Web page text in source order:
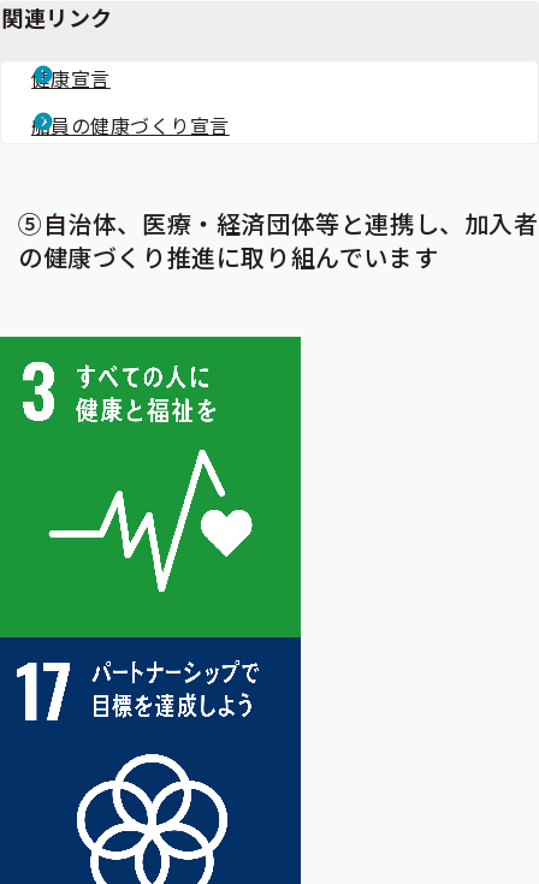
関連リンク
健康宣言
船員の健康づくり宣言
⑤自治体、医療・経済団体等と連携し、加入者
の健康づくり推進に取り組んでいます